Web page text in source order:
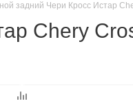
задний Чери Кросс Истар
Chery